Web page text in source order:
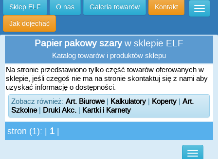
Sklep ELF O nas Galeria towarów Kontakt
Jak dojechać
Papier pakowy szaryw sklepie ELF
Katalog towarów i produktów sklepu
Na stronie przedstawiono tylko część towarów oferowanych w
sklepie, jeśli czegoś nie ma na stronie skontaktuj się z nami aby
uzyskać informację o dostępności.
Zobacz również: Art. Biurowe| Kalkulatory | Koperty | Art.
Szkolne| Druki Akc. | Kartki i Karnety
stron (1): | 1